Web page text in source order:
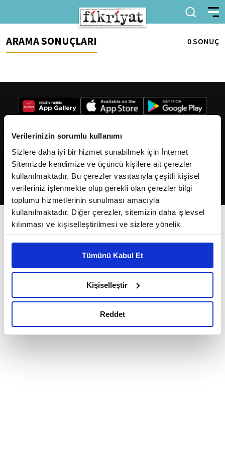
Verilerinizin sorumlu kullanımı
Sizlere daha iyi bir hizmet sunabilmek için İnternet
Sitemizde kendimize ve üçüncü kişilere ait çerezler
kullanılmaktadır. Bu çerezler vasıtasıyla çeşitli kişisel
verileriniz işlenmekte olup gerekli olan çerezler bilgi
toplumu hizmetlerinin sunulması amacıyla
kullanılmaktadır. Diğer çerezler, sitemizin daha işlevsel
kılınması ve kişiselleştirilmesi ve sizlere yönelik
reklam/pazarlama faaliyetlerinin yapılması, amaçlarıyla
Çerezlere ilişkin tercihlerinizi çerez paneli vasıtasıyla
belirleyebilirsiniz. Çerezlere ilişkin detaylı bilgi için
Ayarlar butonuna tıklayabilir,Çerez Bilgilendirme
Metnimizi ziyaret edebilirsiniz.
okumak ve sitemizi ziyaretiniz kapsamında
Tümünü Kabul Et
Kişiselleştir
Reddet
ARAMA SONUÇLARI 0 SONUÇ
2026Fikriyat. Tüm hakları saklıdır.